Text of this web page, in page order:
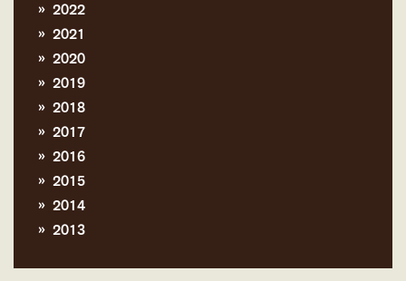
2022
2021
2020
2019
2018
2017
2016
2015
2014
2013